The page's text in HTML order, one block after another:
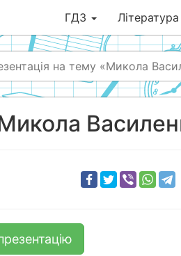
ГДЗ Література
на тему «Микола